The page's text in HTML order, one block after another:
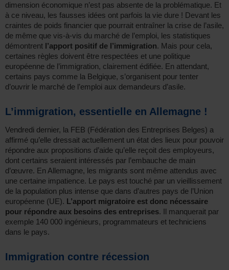
dimension économique n’est pas absente de la problématique. Et
à ce niveau, les fausses idées ont parfois la vie dure ! Devant les
craintes de poids financier que pourrait entraîner la crise de l’asile,
de même que vis-à-vis du marché de l’emploi, les statistiques
démontrent l’apport positif de l’immigration. Mais pour cela,
certaines règles doivent être respectées et une politique
européenne de l’immigration, clairement édifiée. En attendant,
certains pays comme la Belgique, s’organisent pour tenter
d’ouvrir le marché de l’emploi aux demandeurs d’asile.
L’immigration, essentielle en Allemagne !
Vendredi dernier, la FEB (Fédération des Entreprises Belges) a
affirmé qu’elle dressait actuellement un état des lieux pour pouvoir
répondre aux propositions d’aide qu’elle reçoit des employeurs,
dont certains seraient intéressés par l’embauche de main
d’œuvre. En Allemagne, les migrants sont même attendus avec
une certaine impatience. Le pays est touché par un vieillissement
de la population plus intense que dans d’autres pays de l’Union
européenne (UE). L’apport migratoire est donc nécessaire
pour répondre aux besoins des entreprises. Il manquerait par
exemple 140 000 ingénieurs, programmateurs et techniciens
dans le pays.
Immigration contre récession